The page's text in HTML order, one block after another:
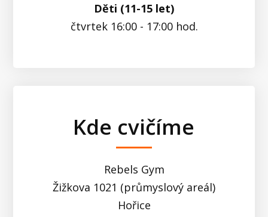
Děti (11-15 let)
čtvrtek 16:00 - 17:00 hod.
Kde cvičíme
Rebels Gym
Žižkova 1021 (průmyslový areál)
Hořice